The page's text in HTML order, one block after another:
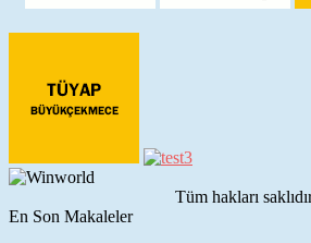
Tüm hakları
En Son Makaleler